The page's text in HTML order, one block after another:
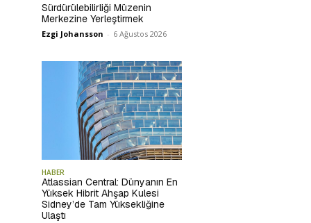
Sürdürülebilirliği Müzenin
Merkezine Yerleştirmek
Ezgi Johansson - 6 Ağustos 2026
HABER
Atlassian Central: Dünyanın En
Yüksek Hibrit Ahşap Kulesi
Sidney’de Tam Yüksekliğine
Ulaştı